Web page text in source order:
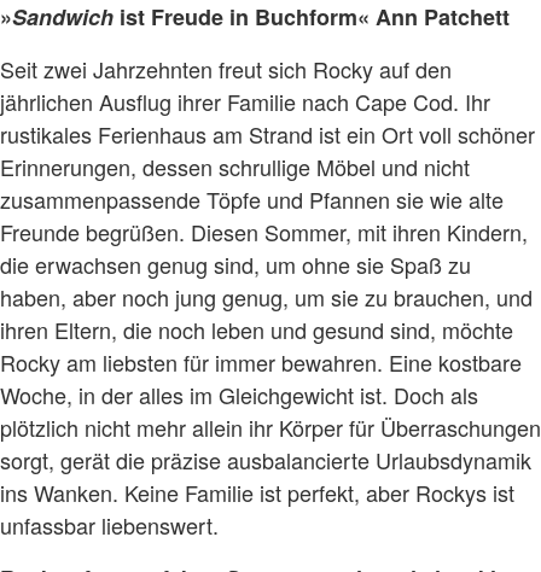
»Sandwich ist Freude in Buchform« Ann Patchett
Seit zwei Jahrzehnten freut sich Rocky auf den
jährlichen Ausflug ihrer Familie nach Cape Cod. Ihr
rustikales Ferienhaus am Strand ist ein Ort voll schöner
Erinnerungen, dessen schrullige Möbel und nicht
zusammenpassende Töpfe und Pfannen sie wie alte
Freunde begrüßen. Diesen Sommer, mit ihren Kindern,
die erwachsen genug sind, um ohne sie Spaß zu
haben, aber noch jung genug, um sie zu brauchen, und
ihren Eltern, die noch leben und gesund sind, möchte
Rocky am liebsten für immer bewahren. Eine kostbare
Woche, in der alles im Gleichgewicht ist. Doch als
plötzlich nicht mehr allein ihr Körper für Überraschungen
sorgt, gerät die präzise ausbalancierte Urlaubsdynamik
ins Wanken. Keine Familie ist perfekt, aber Rockys ist
unfassbar liebenswert.